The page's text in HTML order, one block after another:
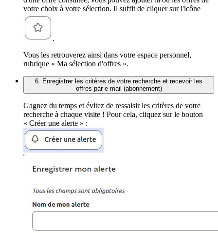
votre choix à votre sélection. Il suffit de cliquer sur l'icône
.
Vous les retrouverez ainsi dans votre espace personnel,
rubrique « Ma sélection d'offres ».
6. Enregistrer les critères de votre recherche et recevoir les
offres par e-mail (abonnement)
Gagnez du temps et évitez de ressaisir les critères de votre
recherche à chaque visite ! Pour cela, cliquez sur le bouton
« Créer une alerte » :